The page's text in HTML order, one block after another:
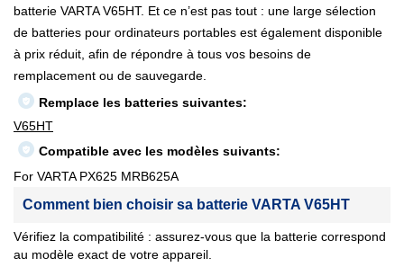
batterie VARTA V65HT. Et ce n’est pas tout : une large sélection
de batteries pour ordinateurs portables est également disponible
à prix réduit, afin de répondre à tous vos besoins de
remplacement ou de sauvegarde.
Remplace les batteries suivantes:
V65HT
Compatible avec les modèles suivants:
For VARTA PX625 MRB625A
Comment bien choisir sa batterie VARTA V65HT
Vérifiez la compatibilité : assurez-vous que la batterie correspond
au modèle exact de votre appareil.